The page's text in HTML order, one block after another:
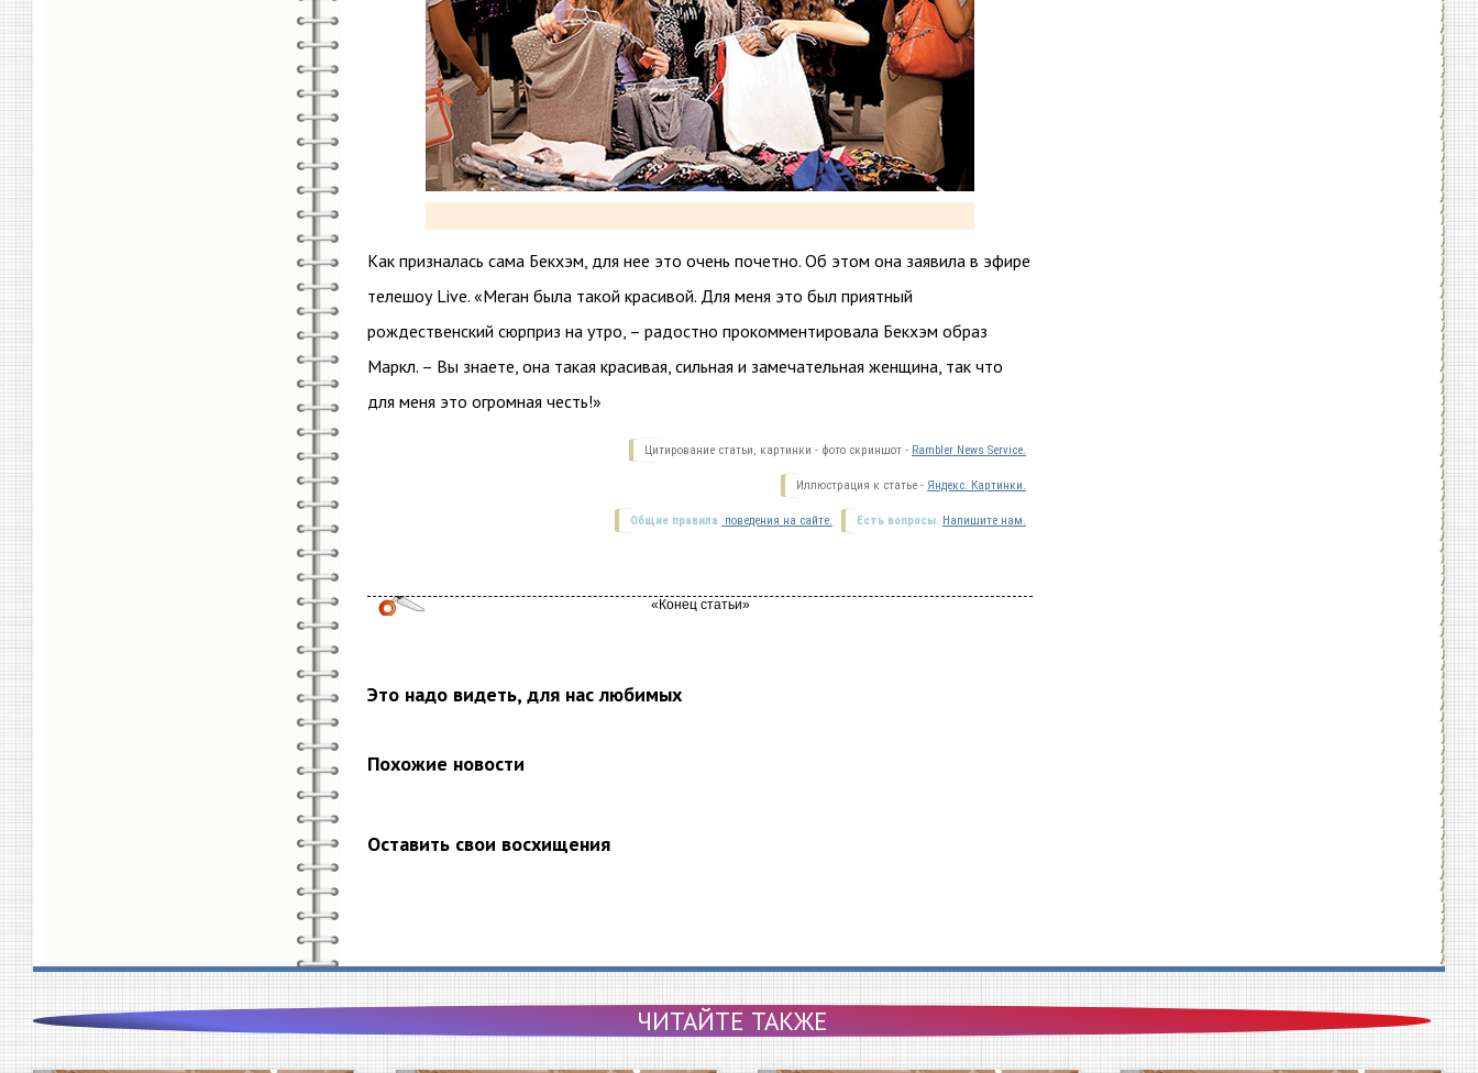
Как призналась сама Бекхэм, для нее это очень почетно. Об этом она заявила в эфире
телешоу Live. «Меган была такой красивой. Для меня это был приятный
рождественский сюрприз на утро, – радостно прокомментировала Бекхэм образ
Маркл. – Вы знаете, она такая красивая, сильная и замечательная женщина, так что
для меня это огромная честь!»
Цитирование статьи, картинки - фото скриншот - Rambler News Service.
Иллюстрация к статье - Яндекс. Картинки.
Есть вопросы. Напишите нам.
Общие правила поведения на сайте.
Это надо видеть, для нас любимых
Похожие новости
Оставить свои восхищения
ЧИТАЙТЕ ТАКЖЕ